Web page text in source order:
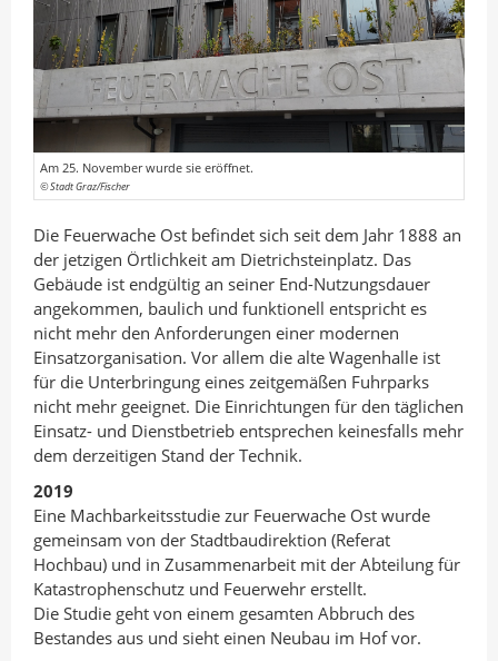
Am 25. November wurde sie eröffnet.
© Stadt Graz/Fischer
Die Feuerwache Ost befindet sich seit dem Jahr 1888 an
der jetzigen Örtlichkeit am Dietrichsteinplatz. Das
Gebäude ist endgültig an seiner End-Nutzungsdauer
angekommen, baulich und funktionell entspricht es
nicht mehr den Anforderungen einer modernen
Einsatzorganisation. Vor allem die alte Wagenhalle ist
für die Unterbringung eines zeitgemäßen Fuhrparks
nicht mehr geeignet. Die Einrichtungen für den täglichen
Einsatz- und Dienstbetrieb entsprechen keinesfalls mehr
dem derzeitigen Stand der Technik.
2019
Eine Machbarkeitsstudie zur Feuerwache Ost wurde
gemeinsam von der Stadtbaudirektion (Referat
Hochbau) und in Zusammenarbeit mit der Abteilung für
Katastrophenschutz und Feuerwehr erstellt.
Die Studie geht von einem gesamten Abbruch des
Bestandes aus und sieht einen Neubau im Hof vor.